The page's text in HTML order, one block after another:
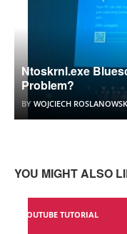
Ntoskrnl.exe
Problem?
BY WOJCIECH
YOU MIGHT ALSO
YOUTUBE TUTORIAL